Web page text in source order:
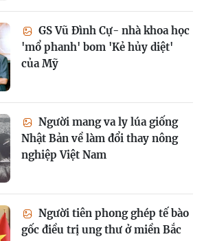
GS Vũ Đình Cự- nhà khoa học
'mổ phanh' bom 'Kẻ hủy diệt'
của Mỹ
Người mang va ly lúa giống
Nhật Bản về làm đổi thay nông
nghiệp Việt Nam
Người tiên phong ghép tế bào
gốc điều trị ung thư ở miền Bắc